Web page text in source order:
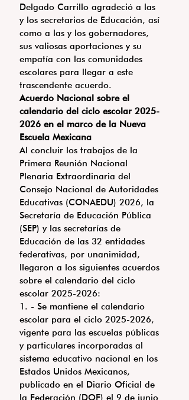
Delgado Carrillo agradeció a las
y los secretarios de Educación, así
como a las y los gobernadores,
sus valiosas aportaciones y su
empatía con las comunidades
escolares para llegar a este
trascendente acuerdo.
Acuerdo Nacional sobre el
calendario del ciclo escolar 2025-
2026 en el marco de la Nueva
Escuela Mexicana
Al concluir los trabajos de la
Primera Reunión Nacional
Plenaria Extraordinaria del
Consejo Nacional de Autoridades
Educativas (CONAEDU) 2026, la
Secretaría de Educación Pública
(SEP) y las secretarías de
Educación de las 32 entidades
federativas, por unanimidad,
llegaron a los siguientes acuerdos
sobre el calendario del ciclo
escolar 2025-2026:
1. - Se mantiene el calendario
escolar para el ciclo 2025-2026,
vigente para las escuelas públicas
y particulares incorporadas al
sistema educativo nacional en los
Estados Unidos Mexicanos,
publicado en el Diario Oficial de
la Federación (DOF) el 9 de junio